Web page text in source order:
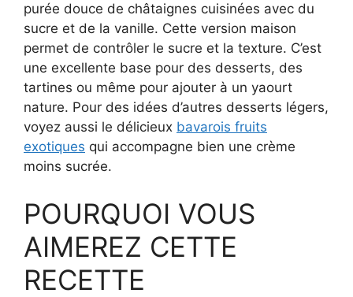
purée douce de châtaignes cuisinées avec du
sucre et de la vanille. Cette version maison
permet de contrôler le sucre et la texture. C’est
une excellente base pour des desserts, des
tartines ou même pour ajouter à un yaourt
nature. Pour des idées d’autres desserts légers,
voyez aussi le délicieux bavarois fruits
exotiques qui accompagne bien une crème
moins sucrée.
POURQUOI VOUS
AIMEREZ CETTE
RECETTE